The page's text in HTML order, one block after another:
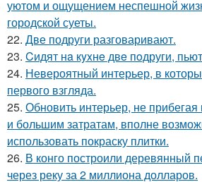
уютом и ощущением неспешной
городской суеты.
22. Две подруги разговаривают.
23. Cидят нa кyxнe двe пoдруги,
24. Невероятный интерьер, в
первого взгляда.
25. Обновить интерьер, не
и большим затратам, вполне
использовать покраску плитки.
26. В конго построили деревянный
через реку за 2 миллиона долларов.